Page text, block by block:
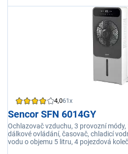
4,061x
Sencor SFN 6014GY
Ochlazovač vzduchu, 3 provozní módy,
dálkové ovládání, časovač, chladicí
vodu o objemu 5 litru, 4 pojezdová